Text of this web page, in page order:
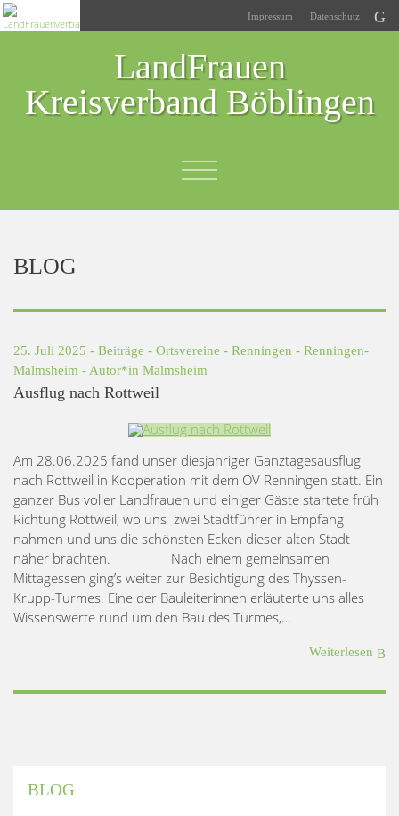
Impressum Datenschutz
LandFrauen
Kreisverband Böblingen
BLOG
25. Juli 2025 - Beiträge - Ortsvereine - Renningen - Renningen-
Malmsheim - Autor*in Malmsheim
Ausflug nach Rottweil
Am 28.06.2025 fand unser diesjähriger Ganztagesausflug
nach Rottweil in Kooperation mit dem OV Renningen statt. Ein
ganzer Bus voller Landfrauen und einiger Gäste startete früh
Richtung Rottweil, wo uns zwei Stadtführer in Empfang
nahmen und uns die schönsten Ecken dieser alten Stadt
näher brachten. Nach einem gemeinsamen
Mittagessen ging’s weiter zur Besichtigung des Thyssen-
Krupp-Turmes. Eine der Bauleiterinnen erläuterte uns alles
Wissenswerte rund um den Bau des Turmes,…
Weiterlesen
BLOG